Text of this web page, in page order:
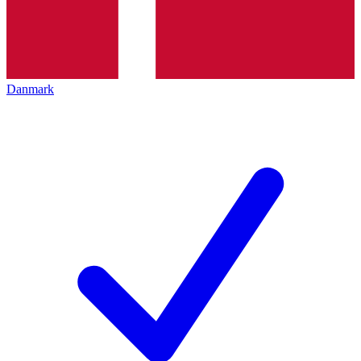
Danmark